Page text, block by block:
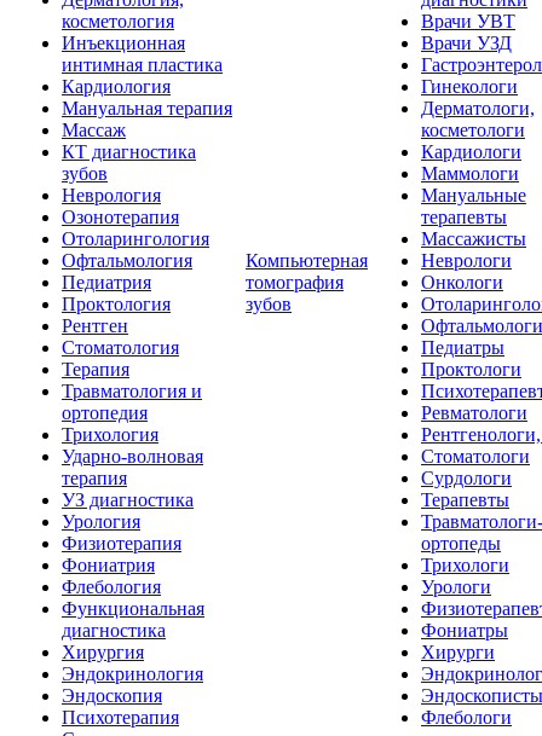
косметология
Инъекционная
интимная пластика
Кардиология
Мануальная терапия
Массаж
КТ диагностика
зубов
Неврология
Озонотерапия
Отоларингология
Офтальмология
Педиатрия
Проктология
Рентген
Стоматология
Терапия
Травматология и
ортопедия
Трихология
Ударно-волновая
терапия
УЗ диагностика
Урология
Физиотерапия
Фониатрия
Флебология
Функциональная
диагностика
Хирургия
Эндокринология
Эндоскопия
Психотерапия
Компьютерная
томография
зубов
Врачи УВТ
Врачи УЗД
Гинекологи
Дерматологи,
косметологи
Кардиологи
Маммологи
Мануальные
терапевты
Массажисты
Неврологи
Онкологи
Офтальмологи
Педиатры
Проктологи
Ревматологи
Стоматологи
Сурдологи
Терапевты
Травматологи-
ортопеды
Трихологи
Урологи
Фониатры
Хирурги
Эндоскописты
Флебологи